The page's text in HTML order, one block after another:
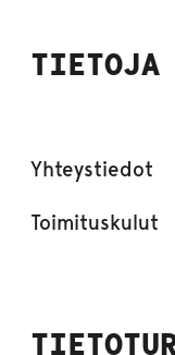
TIETOJA
Yhteystiedot
Toimituskulut